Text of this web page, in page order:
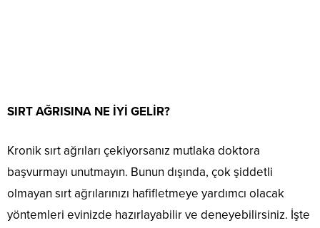
SIRT AĞRISINA NE İYİ GELİR?
Kronik sırt ağrıları çekiyorsanız mutlaka doktora
başvurmayı unutmayın. Bunun dışında, çok şiddetli
olmayan sırt ağrılarınızı hafifletmeye yardımcı olacak
yöntemleri evinizde hazırlayabilir ve deneyebilirsiniz. İşte